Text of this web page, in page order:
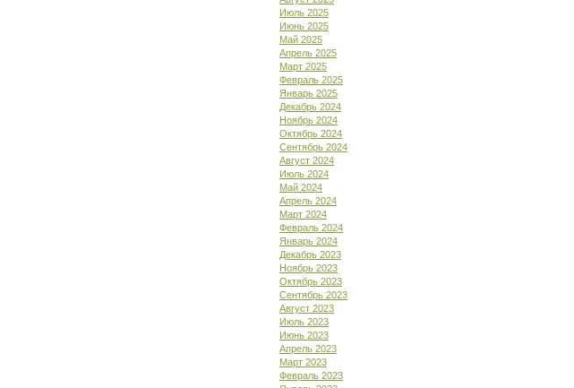
Июль 2025
Июнь 2025
Май 2025
Апрель 2025
Март 2025
Февраль 2025
Январь 2025
Декабрь 2024
Ноябрь 2024
Октябрь 2024
Сентябрь 2024
Август 2024
Июль 2024
Май 2024
Апрель 2024
Март 2024
Февраль 2024
Январь 2024
Декабрь 2023
Ноябрь 2023
Октябрь 2023
Сентябрь 2023
Август 2023
Июль 2023
Июнь 2023
Апрель 2023
Март 2023
Февраль 2023